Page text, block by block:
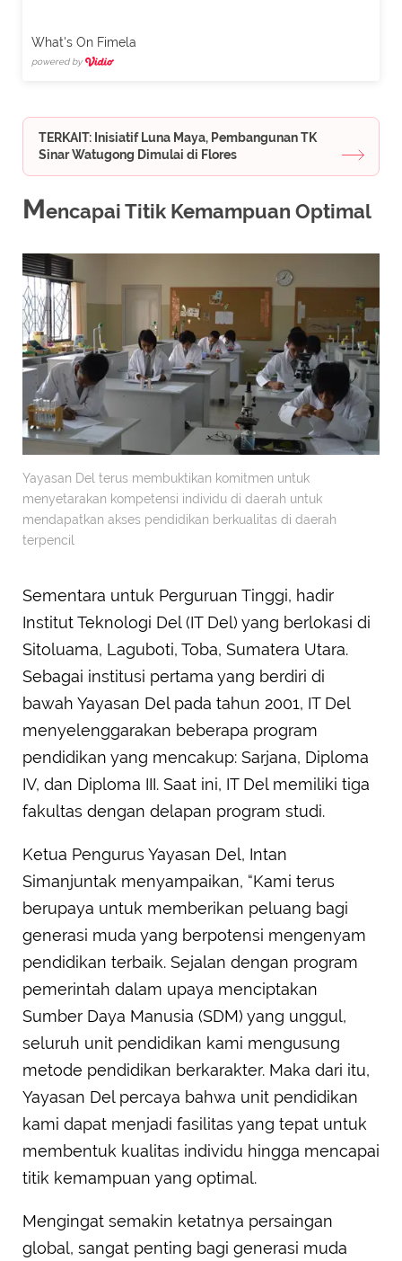
What's On Fimela
powered by
TERKAIT: Inisiatif Luna Maya, Pembangunan TK
Sinar Watugong Dimulai di Flores
Mencapai Titik Kemampuan Optimal
Yayasan Del terus membuktikan komitmen untuk
menyetarakan kompetensi individu di daerah untuk
mendapatkan akses pendidikan berkualitas di daerah
terpencil
Sementara untuk Perguruan Tinggi, hadir
Institut Teknologi Del (IT Del) yang berlokasi di
Sitoluama, Laguboti, Toba, Sumatera Utara.
Sebagai institusi pertama yang berdiri di
bawah Yayasan Del pada tahun 2001, IT Del
menyelenggarakan beberapa program
pendidikan yang mencakup: Sarjana, Diploma
IV, dan Diploma III. Saat ini, IT Del memiliki tiga
fakultas dengan delapan program studi.
Ketua Pengurus Yayasan Del, Intan
Simanjuntak menyampaikan, “Kami terus
berupaya untuk memberikan peluang bagi
generasi muda yang berpotensi mengenyam
pendidikan terbaik. Sejalan dengan program
pemerintah dalam upaya menciptakan
Sumber Daya Manusia (SDM) yang unggul,
seluruh unit pendidikan kami mengusung
metode pendidikan berkarakter. Maka dari itu,
Yayasan Del percaya bahwa unit pendidikan
kami dapat menjadi fasilitas yang tepat untuk
membentuk kualitas individu hingga mencapai
titik kemampuan yang optimal.
Mengingat semakin ketatnya persaingan
global, sangat penting bagi generasi muda